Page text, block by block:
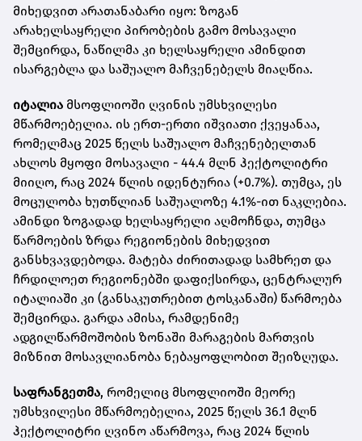
მიხედვით არათანაბარი იყო: ზოგან
არახელსაყრელი პირობების გამო მოსავალი
შემცირდა, ნაწილმა კი ხელსაყრელი ამინდით
ისარგებლა და საშუალო მაჩვენებელს მიაღწია.
იტალია მსოფლიოში ღვინის უმსხვილესი
მწარმოებელია. ის ერთ-ერთი იშვიათი ქვეყანაა,
რომელმაც 2025 წელს საშუალო მაჩვენებელთან
ახლოს მყოფი მოსავალი - 44.4 მლნ ჰექტოლიტრი
მიიღო, რაც 2024 წლის იდენტურია (+0.7%). თუმცა, ეს
მოცულობა ხუთწლიან საშუალოზე 4.1%-ით ნაკლებია.
ამინდი ზოგადად ხელსაყრელი აღმოჩნდა, თუმცა
წარმოების ზრდა რეგიონების მიხედვით
განსხვავდებოდა. მატება ძირითადად სამხრეთ და
ჩრდილოეთ რეგიონებში დაფიქსირდა, ცენტრალურ
იტალიაში კი (განსაკუთრებით ტოსკანაში) წარმოება
შემცირდა. გარდა ამისა, რამდენიმე
ადგილწარმოშობის ზონაში მარაგების მართვის
მიზნით მოსავლიანობა ნებაყოფლობით შეიზღუდა.
საფრანგეთმა, რომელიც მსოფლიოში მეორე
უმსხვილესი მწარმოებელია, 2025 წელს 36.1 მლნ
ჰექტოლიტრი ღვინო აწარმოვა, რაც 2024 წლის